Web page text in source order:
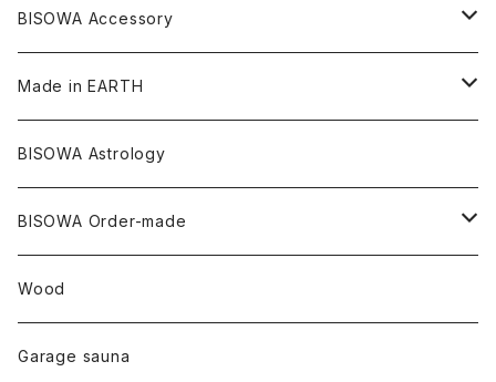
メタモルフォーゼス
クォーツインクォーツ
デュモルチェライト
タンザナイト
ムーンストーン
中国
アメリカ
イヤリング
キーホルダー
オーガニックコットン
ヘンプ
オーガニックコットン
Underwear
セージ
キャンドル
HAZE 和蝋燭
縁キャンドル
陶器
大蝶恵美子
Tomoko Uemura Art 麻炭陶器
Cosmic hemp
YUGEN GLASS
others
foods
Others
オーガニックコットン
バンブー
オーガニックフリース
Bisowa Club Room
BISOWA Accessory
ヘアゴム
宇佐美聖子
Made in EARTH
Misakubo Japan
碧-AOI-の松葉天然酵母パン
Uwajima Japan
BISOWA Astrology
BISOWA Order-made
∞Seiko Usami∞
Wood
Garage sauna